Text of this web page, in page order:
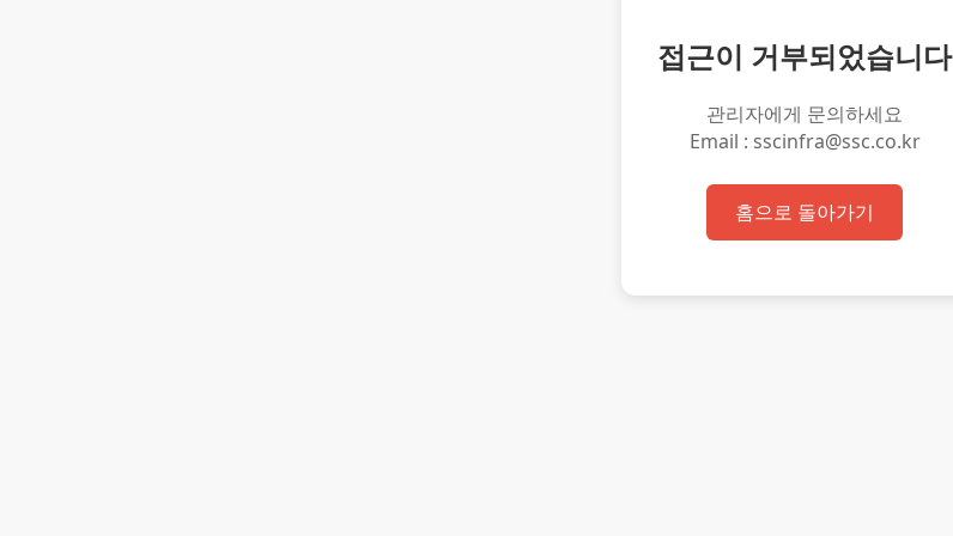
접근이 거부되었습니다
관리자에게 문의하세요
Email : sscinfra@ssc.co.kr
홈으로 돌아가기